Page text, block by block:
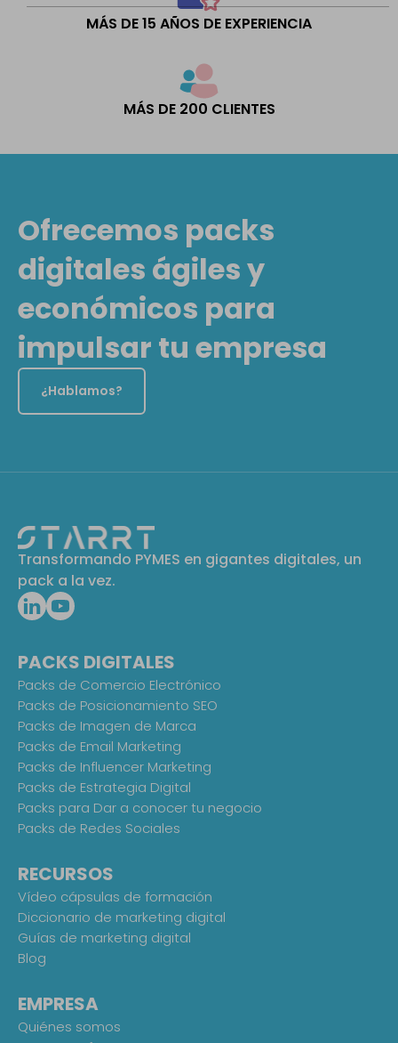
MÁS DE 15 AÑOS DE EXPERIENCIA
MÁS DE 200 CLIENTES
Ofrecemos packs
digitales ágiles y
económicos para
impulsar tu empresa
¿Hablamos?
Transformando PYMES en gigantes digitales, un
pack a la vez.
PACKS DIGITALES
Packs de Comercio Electrónico
Packs de Posicionamiento SEO
Packs de Imagen de Marca
Packs de Email Marketing
Packs de Influencer Marketing
Packs de Estrategia Digital
Packs para Dar a conocer tu negocio
Packs de Redes Sociales
RECURSOS
Vídeo cápsulas de formación
Diccionario de marketing digital
Guías de marketing digital
Blog
EMPRESA
Quiénes somos